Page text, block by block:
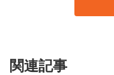
関連記事